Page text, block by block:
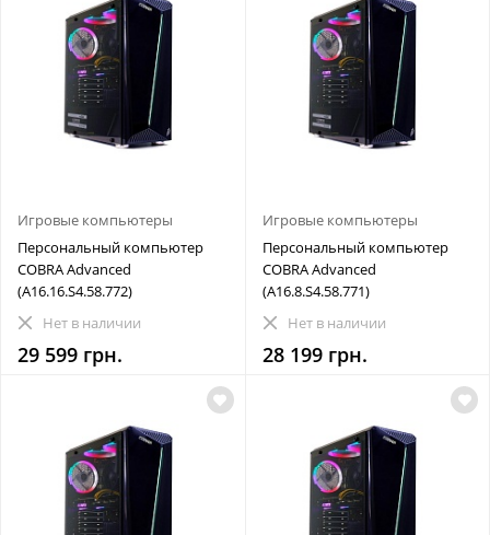
Игровые компьютеры
Персональный компьютер
COBRA Advanced
(A16.16.S4.58.772)
Нет в наличии
29 599 грн.
Игровые компьютеры
Персональный компьютер
COBRA Advanced
(A16.8.S4.58.771)
Нет в наличии
28 199 грн.